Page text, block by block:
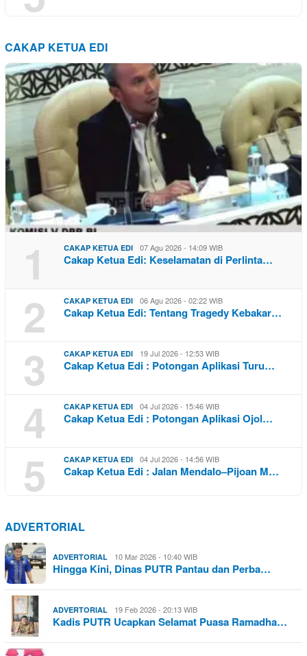
CAKAP KETUA EDI
1 CAKAP KETUA EDI 07 Agu 2026 - 14:09 WIB
Cakap Ketua Edi: Keselamatan di Perlinta…
2 CAKAP KETUA EDI 06 Agu 2026 - 02:22 WIB
Cakap Ketua Edi: Tentang Tragedy Kebakar…
3 CAKAP KETUA EDI 19 Jul 2026 - 12:53 WIB
Cakap Ketua Edi : Potongan Aplikasi Turu…
4 CAKAP KETUA EDI 04 Jul 2026 - 15:46 WIB
Cakap Ketua Edi : Potongan Aplikasi Ojol…
5 CAKAP KETUA EDI 04 Jul 2026 - 14:56 WIB
Cakap Ketua Edi : Jalan Mendalo–Pijoan M…
ADVERTORIAL
ADVERTORIAL 10 Mar 2026 - 10:40 WIB
Hingga Kini, Dinas PUTR Pantau dan Perba…
ADVERTORIAL 19 Feb 2026 - 20:13 WIB
Kadis PUTR Ucapkan Selamat Puasa Ramadha…